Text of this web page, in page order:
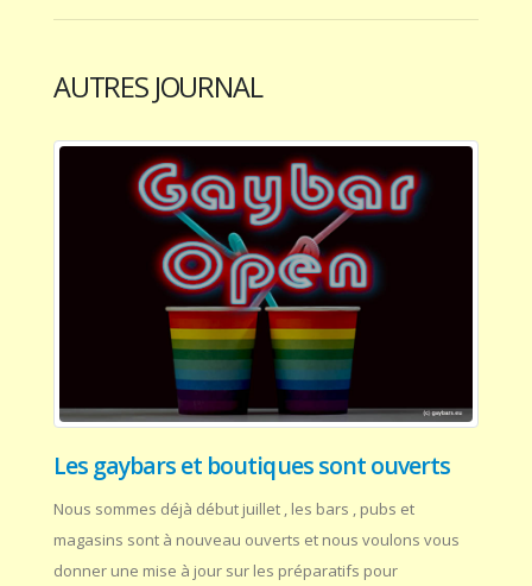
AUTRES JOURNAL
Les gaybars et boutiques sont ouverts
Nous sommes déjà début juillet , les bars , pubs et
magasins sont à nouveau ouverts et nous voulons vous
donner une mise à jour sur les préparatifs pour